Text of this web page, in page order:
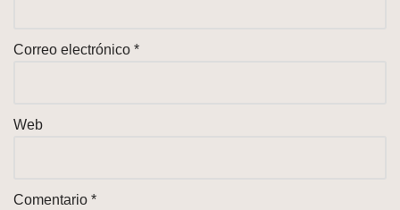
Correo electrónico *
Web
Comentario *